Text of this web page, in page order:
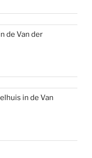
de Van der
in de Van